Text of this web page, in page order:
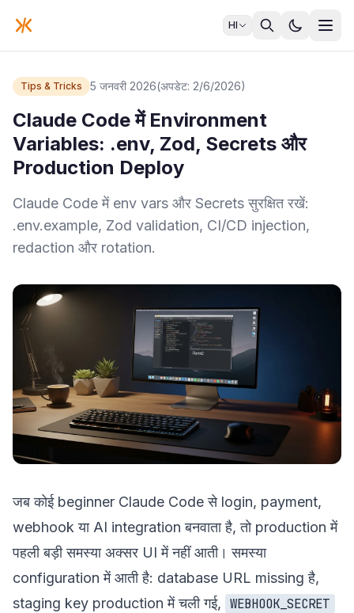
HI
Tips & Tricks 5 जनवरी 2026(अपडेट: 2/6/2026)
Claude Code में Environment
Variables: .env, Zod, Secrets और
Production Deploy
Claude Code में env vars और Secrets सुरक्षित रखें:
.env.example, Zod validation, CI/CD injection,
redaction और rotation.
जब कोई beginner Claude Code से login, payment,
webhook या AI integration बनवाता है, तो production में
पहली बड़ी समस्या अक्सर UI में नहीं आती। समस्या
configuration में आती है: database URL missing है,
staging key production में चली गई, WEBHOOK_SECRET